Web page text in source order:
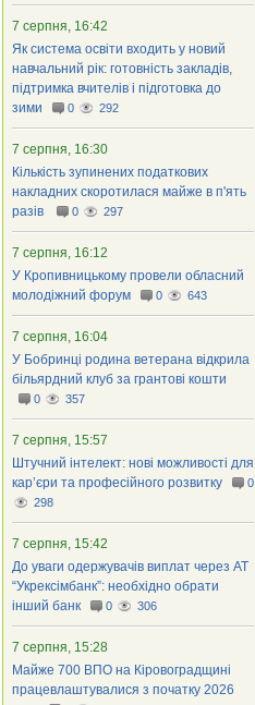
7 серпня, 16:42
Як система освіти входить у новий
навчальний рік: готовність закладів,
підтримка вчителів і підготовка до
зими
0 292
7 серпня, 16:30
Кількість зупинених податкових
накладних скоротилася майже в п'ять
разів
0 297
7 серпня, 16:12
У Кропивницькому провели обласний
молодіжний форум
0 643
7 серпня, 16:04
У Бобринці родина ветерана відкрила
більярдний клуб за грантові кошти
0 357
7 серпня, 15:57
Штучний інтелект: нові можливості для
кар’єри та професійного розвитку
0
298
7 серпня, 15:42
До уваги одержувачів виплат через АТ
“Укрексімбанк”: необхідно обрати
інший банк
0 306
7 серпня, 15:28
Майже 700 ВПО на Кіровоградщині
працевлаштувалися з початку 2026